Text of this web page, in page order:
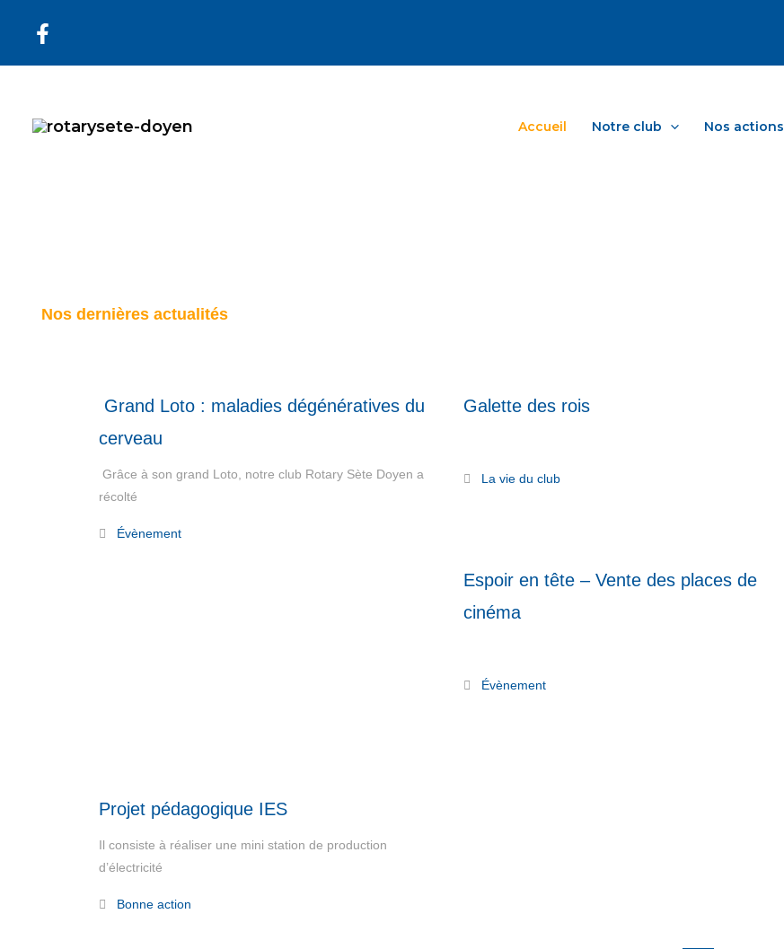
Accueil Notre club Nos actions
Nos dernières actualités
Grand Loto : maladies dégénératives du
cerveau
Grâce à son grand Loto, notre club Rotary Sète Doyen a
récolté
Évènement
Galette des rois
La vie du club
Espoir en tête – Vente des places de
cinéma
Évènement
Projet pédagogique IES
Il consiste à réaliser une mini station de production
d’électricité
Bonne action